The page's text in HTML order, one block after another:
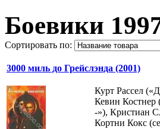
Боевики
Сортировать по:
3000 миль до Грейслэнда (2001)
Курт Рассел
Кевин Костнер
-»), Кристиан
Кортни Кокс